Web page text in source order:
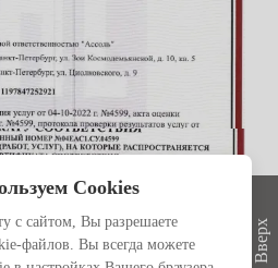
Вверх
Cookies
с сайтом, Вы разрешаете
файлов. Вы всегда можете